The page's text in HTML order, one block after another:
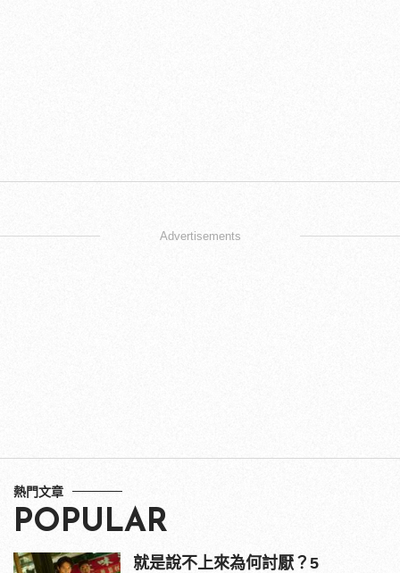
Advertisements
熱門文章
POPULAR
就是說不上來為何討厭？5